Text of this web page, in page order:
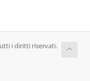
i diritti riservati.